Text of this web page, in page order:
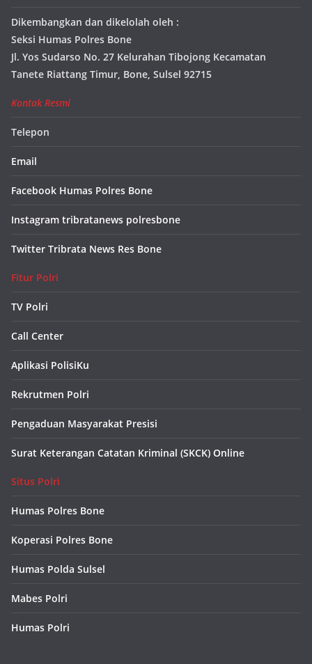
Dikembangkan dan dikelolah oleh :
Seksi Humas Polres Bone
Jl. Yos Sudarso No. 27 Kelurahan Tibojong Kecamatan
Tanete Riattang Timur, Bone, Sulsel 92715
Kontak Resmi
Telepon
Email
Facebook Humas Polres Bone
Instagram tribratanews polresbone
Twitter Tribrata News Res Bone
Fitur Polri
TV Polri
Call Center
Aplikasi PolisiKu
Rekrutmen Polri
Pengaduan Masyarakat Presisi
Surat Keterangan Catatan Kriminal (SKCK) Online
Situs Polri
Humas Polres Bone
Koperasi Polres Bone
Humas Polda Sulsel
Mabes Polri
Humas Polri